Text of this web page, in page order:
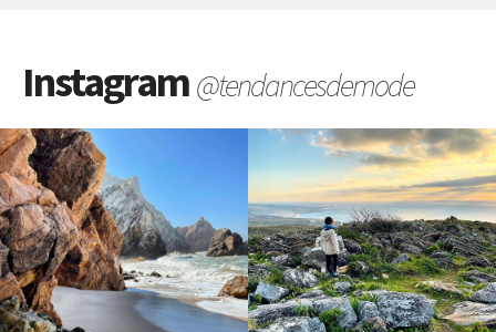
Instagram@tendancesdemode